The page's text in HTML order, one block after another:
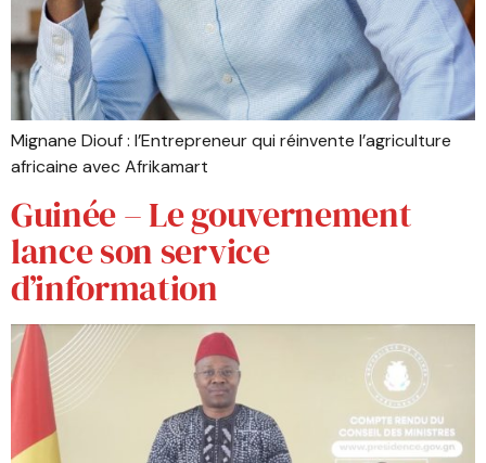
Mignane Diouf : l’Entrepreneur qui réinvente l’agriculture
africaine avec Afrikamart
Guinée – Le gouvernement
lance son service
d’information